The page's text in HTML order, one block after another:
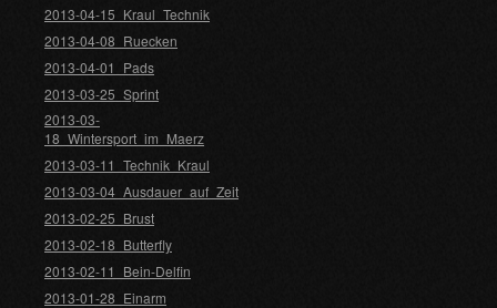
2013-04-15_Kraul_Technik
2013-04-08_Ruecken
2013-04-01_Pads
2013-03-25_Sprint
2013-03-
18_Wintersport_im_Maerz
2013-03-11_Technik_Kraul
2013-03-04_Ausdauer_auf_Zeit
2013-02-25_Brust
2013-02-18_Butterfly
2013-02-11_Bein-Delfin
2013-01-28_Einarm